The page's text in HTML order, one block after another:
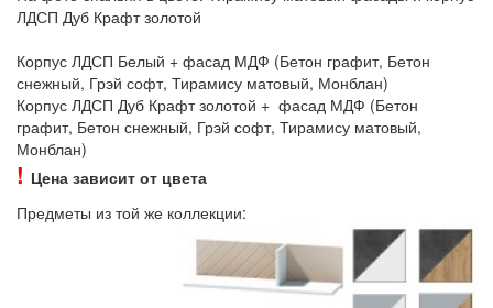
ЛДСП Дуб Крафт золотой
Корпус ЛДСП Белый + фасад МДФ (Бетон графит, Бетон
снежный, Грэй софт, Тирамису матовый, Монблан)
Корпус ЛДСП Дуб Крафт золотой + фасад МДФ (Бетон
графит, Бетон снежный, Грэй софт, Тирамису матовый,
Монблан)
! Цена зависит от цвета
Предметы из той же коллекции: